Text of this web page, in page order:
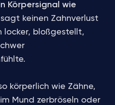
Körpersignal wie
sagt keinen Zahnverlust
locker, bloßgestellt,
körperlich wie Zähne,
Mund zerbröseln oder